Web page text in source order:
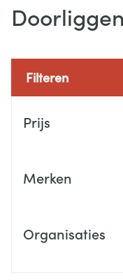
Filteren
Prijs
Merken
Organisaties